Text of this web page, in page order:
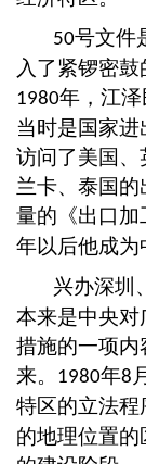
50号文件
入了紧锣密
1980年，江
当时是国家
访问了美国、
兰卡、泰国
量的《出口
年以后他成为
兴办深圳
本来是中央
措施的一项内
来。
1980年8
特区的立法程
的地理位置